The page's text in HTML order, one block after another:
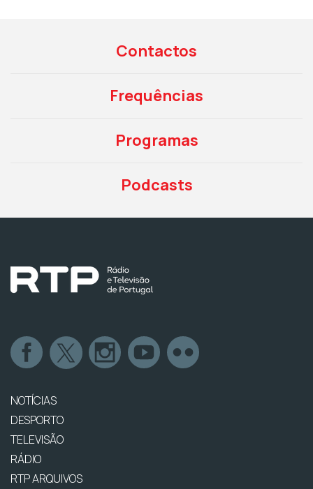
Contactos
Frequências
Programas
Podcasts
NOTÍCIAS
DESPORTO
TELEVISÃO
RÁDIO
RTP ARQUIVOS